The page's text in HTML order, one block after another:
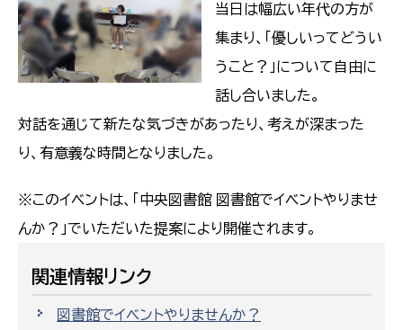
当日は幅広い年代の方が
集まり、「優しいってどうい
うこと？」について自由に
話し合いました。
対話を通じて新たな気づきがあったり、考えが深まった
り、有意義な時間となりました。
※このイベントは、「中央図書館 図書館でイベントやりませ
んか？」でいただいた提案により開催されます。
関連情報リンク
図書館でイベントやりませんか？